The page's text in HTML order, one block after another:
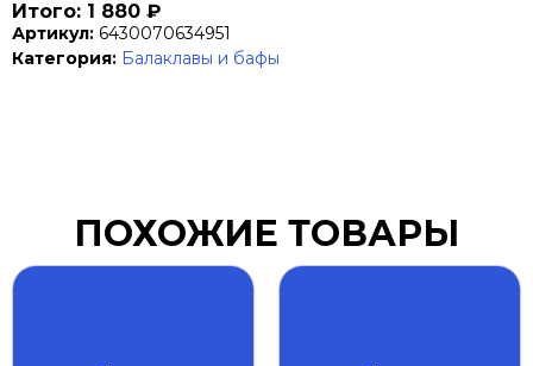
Итого: 1 880 ₽
Артикул: 6430070634951
Категория: Балаклавы и бафы
ПОХОЖИЕ ТОВАРЫ